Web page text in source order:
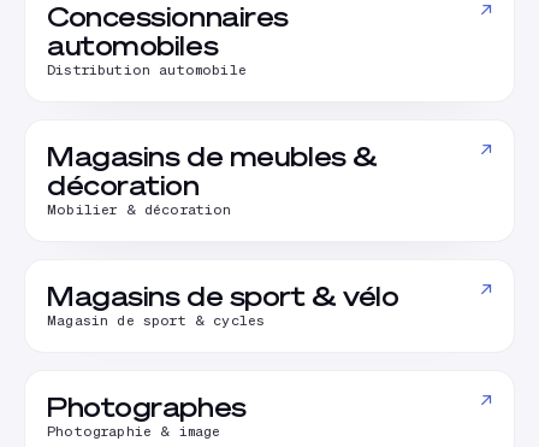
Concessionnaires
automobiles
Distribution automobile
↗
Magasins de meubles &
décoration
Mobilier & décoration
↗
Magasins de sport & vélo
Magasin de sport & cycles
↗
Photographes
Photographie & image
↗